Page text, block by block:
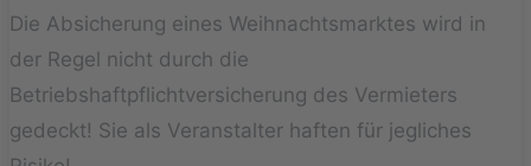
Die Absicherung eines Weihnachtsmarktes wird in
der Regel nicht durch die
Betriebshaftpflichtversicherung des Vermieters
gedeckt! Sie als Veranstalter haften für jegliches